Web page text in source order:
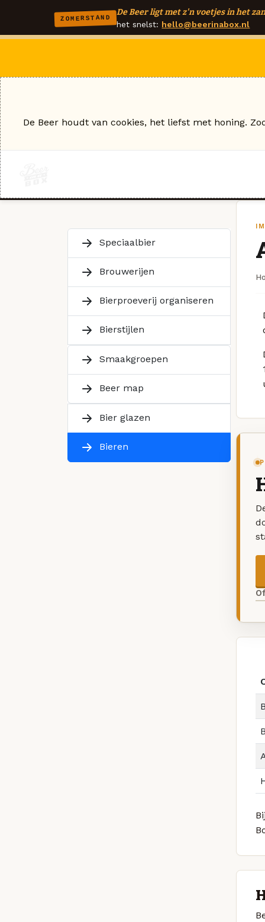
ZOMERSTAND
De Beer ligt met z'n voetjes in het
het snelst: hello@beerinabox.nl
Speciaalbier
Brouwerijen
Bierproeverij organiseren
Bierstijlen
Smaakgroepen
Beer map
Bier glazen
Bieren
De Beer houdt van cookies, het liefst met honing.